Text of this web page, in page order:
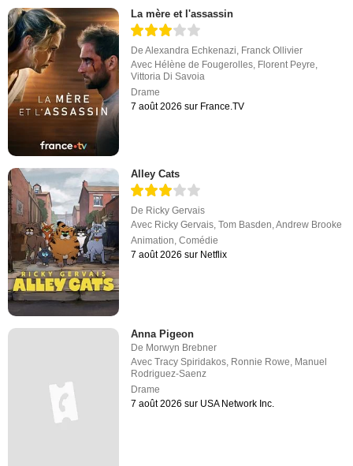
La mère et l'assassin
DeAlexandra Echkenazi Franck Ollivier
Avec Hélène de Fougerolles Florent Peyre
Vittoria Di Savoia
Drame
7 août 2026 sur France.TV
Alley Cats
De Ricky Gervais
Avec Ricky Gervais,Tom Basden,Andrew Brooke
Animation,Comédie
7 août 2026 sur Netflix
Anna Pigeon
De Morwyn Brebner
AvecTracy Spiridakos, Ronnie Rowe, Manuel
Rodriguez-Saenz
Drame
7 août 2026 sur USA Network Inc.